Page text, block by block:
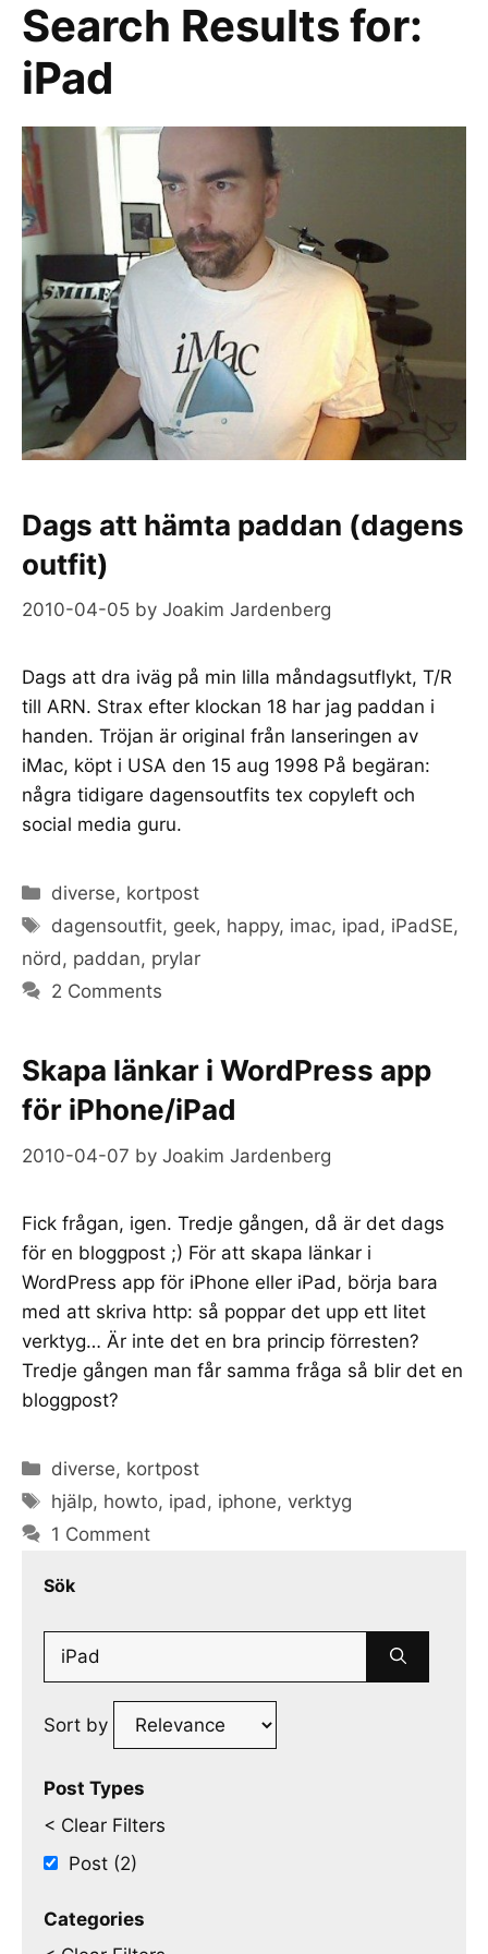
Search Results for:
iPad
Dags att hämta paddan (dagens
outfit)
2010-04-05 by Joakim Jardenberg
Dags att dra iväg på min lilla måndagsutflykt, T/R
till ARN. Strax efter klockan 18 har jag paddan i
handen. Tröjan är original från lanseringen av
iMac, köpt i USA den 15 aug 1998 På begäran:
några tidigare dagensoutfits tex copyleft och
social media guru.
Categories
diverse, kortpost
Tags
dagensoutfit, geek, happy, imac, ipad, iPadSE,
nörd, paddan, prylar
2 Comments
Skapa länkar i WordPress app
för iPhone/iPad
2010-04-07 by Joakim Jardenberg
Fick frågan, igen. Tredje gången, då är det dags
för en bloggpost ;) För att skapa länkar i
WordPress app för iPhone eller iPad, börja bara
med att skriva http: så poppar det upp ett litet
verktyg… Är inte det en bra princip förresten?
Tredje gången man får samma fråga så blir det en
bloggpost?
Categories
diverse, kortpost
Tags
hjälp, howto, ipad , iphone,verktyg
1 Comment
Sök
Search
Sort by
Post Types
< Clear Filters
Post (2)
Categories